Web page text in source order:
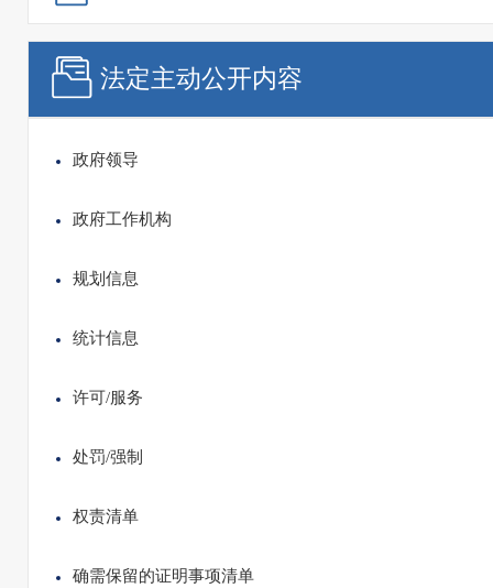
法定主动公开内容
政府领导
政府工作机构
规划信息
统计信息
许可/服务
处罚/强制
权责清单
确需保留的证明事项清单